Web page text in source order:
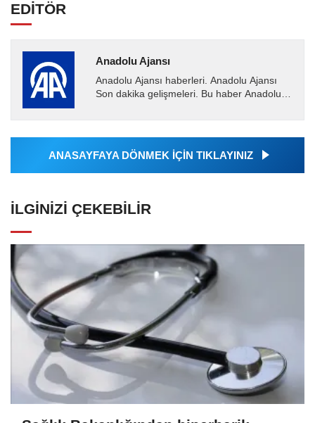
EDİTÖR
Anadolu Ajansı
Anadolu Ajansı haberleri. Anadolu Ajansı
Son dakika gelişmeleri. Bu haber Anadolu
Ajansı tarafından...
ANASAYFAYA DÖNMEK İÇİN TIKLAYINIZ
İLGINIZI ÇEKEBILIR